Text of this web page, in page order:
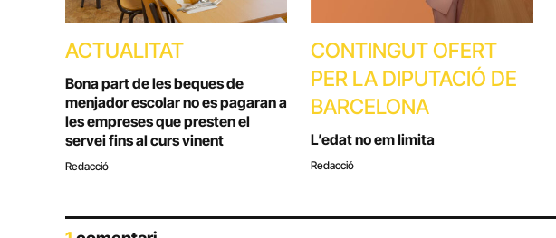
ACTUALITAT
Bona part de les beques de
menjador escolar no es pagaran a
les empreses que presten el
servei fins al curs vinent
Redacció
CONTINGUT OFERT
PER LA DIPUTACIÓ DE
BARCELONA
L’edat no em limita
Redacció